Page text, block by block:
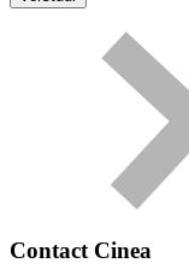
Contact Cinea